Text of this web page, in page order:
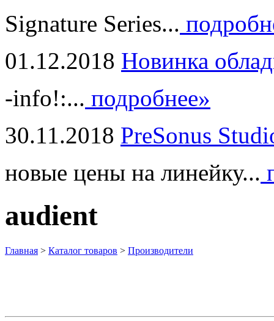
Signature Series...
01.12.2018 Новинка
-info!:... подробнее»
30.11.2018 PreSonus
новые цены на линейку...
audient
Главная > Каталог товаров > Производители